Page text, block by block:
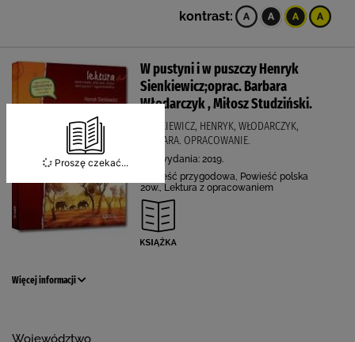
kontrast:
W pustyni i w puszczy Henryk
Sienkiewicz;oprac. Barbara
Włodarczyk , Miłosz Studziński.
SIENKIEWICZ, HENRYK, WŁODARCZYK,
BARBARA. OPRACOWANIE.
Rok wydania: 2019.
Powieść przygodowa, Powieść polska
20w., Lektura z opracowaniem
Więcej informacji
Województwo
Proszę czekać...